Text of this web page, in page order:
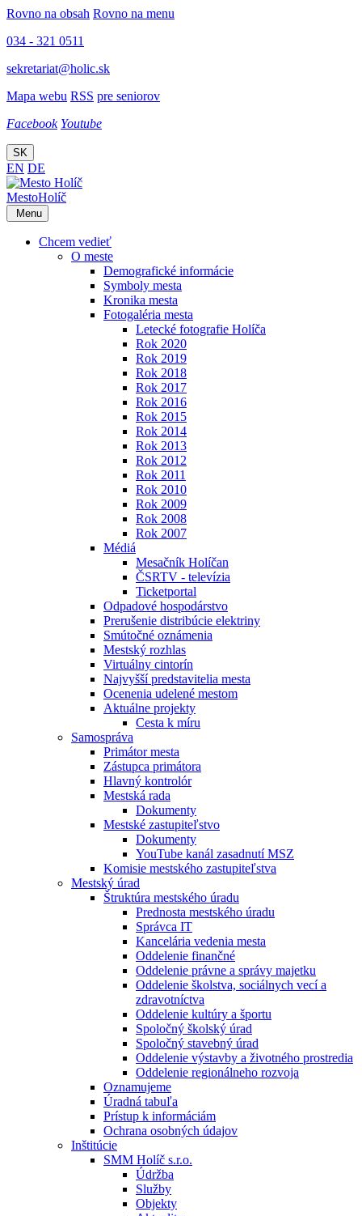
Rovno na obsah Rovno na menu
034 - 321 0511
sekretariat@holic.sk
Mapa webu RSS pre seniorov
Facebook Youtube
SK
EN DE
MestoHolíč
Menu
Chcem vedieť
O meste
Demografické informácie
Symboly mesta
Kronika mesta
Fotogaléria mesta
Letecké fotografie Holíča
Rok 2020
Rok 2019
Rok 2018
Rok 2017
Rok 2016
Rok 2015
Rok 2014
Rok 2013
Rok 2012
Rok 2011
Rok 2010
Rok 2009
Rok 2008
Rok 2007
Médiá
Mesačník Holíčan
ČSRTV - televízia
Ticketportal
Odpadové hospodárstvo
Prerušenie distribúcie elektriny
Smútočné oznámenia
Mestský rozhlas
Virtuálny cintorín
Najvyšší predstavitelia mesta
Ocenenia udelené mestom
Aktuálne projekty
Cesta k míru
Samospráva
Primátor mesta
Zástupca primátora
Hlavný kontrolór
Mestská rada
Dokumenty
Mestské zastupiteľstvo
Dokumenty
YouTube kanál zasadnutí MSZ
Komisie mestského zastupiteľstva
Mestský úrad
Štruktúra mestského úradu
Prednosta mestského úradu
Správca IT
Kancelária vedenia mesta
Oddelenie finančné
Oddelenie právne a správy majetku
Oddelenie školstva, sociálnych vecí a
zdravotníctva
Oddelenie kultúry a športu
Spoločný školský úrad
Spoločný stavebný úrad
Oddelenie výstavby a životného prostredia
Oddelenie regionálneho rozvoja
Oznamujeme
Úradná tabuľa
Prístup k informáciám
Ochrana osobných údajov
Inštitúcie
SMM Holíč s.r.o.
Údržba
Služby
Objekty